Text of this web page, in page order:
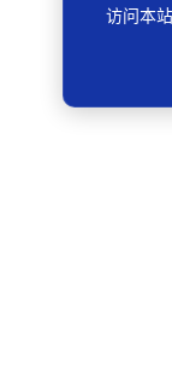
访问本